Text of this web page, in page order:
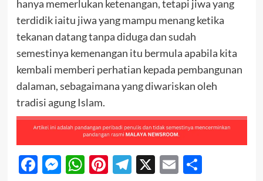
hanya memerlukan ketenangan, tetapi jiwa yang
terdidik iaitu jiwa yang mampu menang ketika
tekanan datang tanpa diduga dan sudah
semestinya kemenangan itu bermula apabila kita
kembali memberi perhatian kepada pembangunan
dalaman, sebagaimana yang diwariskan oleh
tradisi agung Islam.
Facebook
Messenger
WhatsApp
Pinterest
Telegram
X EmailShare